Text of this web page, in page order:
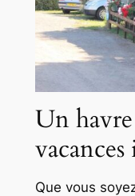
Un
Que vous